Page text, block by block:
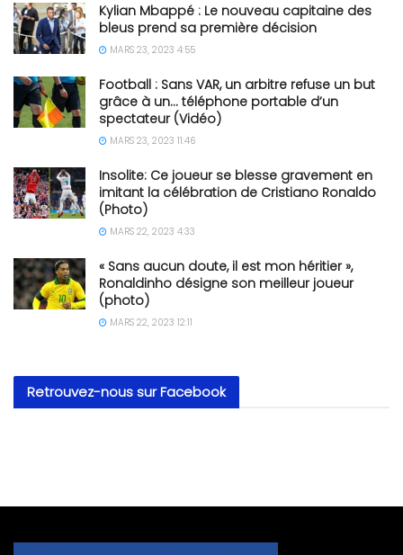
Kylian Mbappé : Le nouveau capitaine des
bleus prend sa première décision
MARS 23, 2023 4:55
Football : Sans VAR, un arbitre refuse un but
grâce à un… téléphone portable d’un
spectateur (Vidéo)
MARS 23, 2023 11:46
Insolite: Ce joueur se blesse gravement en
imitant la célébration de Cristiano Ronaldo
(Photo)
MARS 22, 2023 4:33
« Sans aucun doute, il est mon héritier »,
Ronaldinho désigne son meilleur joueur
(photo)
MARS 22, 2023 12:11
Retrouvez-nous sur Facebook